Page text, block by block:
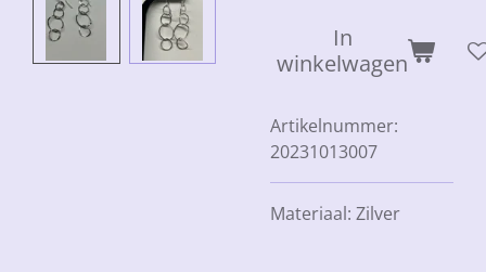
In
winkelwagen
Artikelnummer:
20231013007
Materiaal: Zilver